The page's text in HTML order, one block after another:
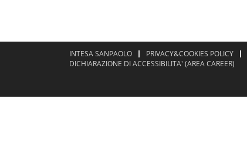
INTESA SANPAOLO PRIVACY&COOKIES POLICY
DICHIARAZIONE DI ACCESSIBILITA' (AREA CAREER)